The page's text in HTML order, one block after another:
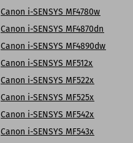
Canon i-SENSYS MF4780w
Canon i-SENSYS MF4870dn
Canon i-SENSYS MF4890dw
Canon i-SENSYS MF512x
Canon i-SENSYS MF522x
Canon i-SENSYS MF525x
Canon i-SENSYS MF542x
Canon i-SENSYS MF543x